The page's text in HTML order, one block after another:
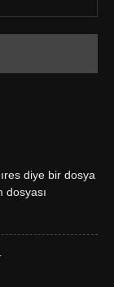
diye bir dosya
dosyası